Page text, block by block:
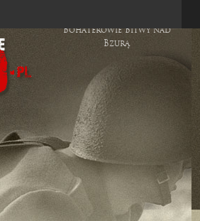
Bohaterowie Bitwy nad
Bzurą